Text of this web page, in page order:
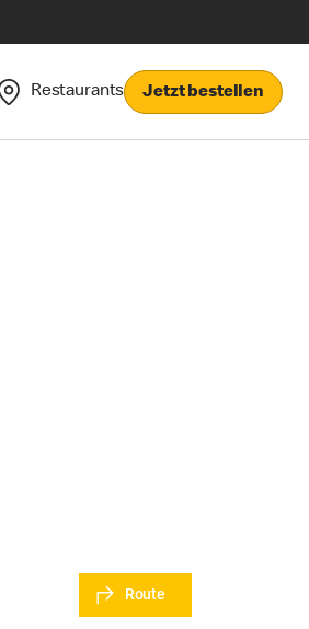
Restaurants Jetzt bestellen
Route